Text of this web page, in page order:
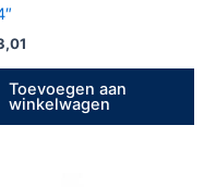
Toevoegen aan
winkelwagen